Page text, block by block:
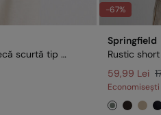
Cămașă bowling cu mânecă scurtă tip in
-67%
Springfield
Rustic
59,99 Lei
Economisești